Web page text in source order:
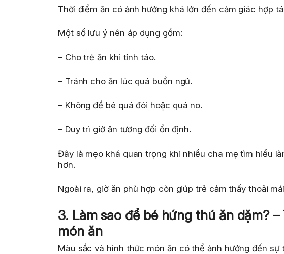
Thời điểm ăn có ảnh hưởng khá lớn đến cảm giác hợp
Một số lưu ý nên áp dụng gồm:
– Cho trẻ ăn khi tỉnh táo.
– Tránh cho ăn lúc quá buồn ngủ.
– Không để bé quá đói hoặc quá no.
– Duy trì giờ ăn tương đối ổn định.
Đây là mẹo khá quan trọng khi nhiều cha mẹ tìm hiểu
hơn.
Ngoài ra, giờ ăn phù hợp còn giúp trẻ cảm thấy thoải
3. Làm sao để bé hứng thú ăn dặm?
món ăn
Màu sắc và hình thức món ăn có thể ảnh hưởng đến sự